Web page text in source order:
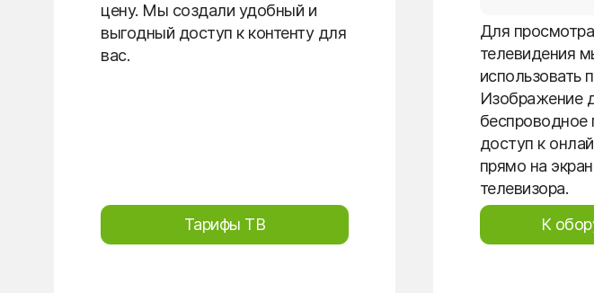
цену. Мы создали удобный и
выгодный доступ к контенту для
вас.
Тарифы ТВ
Для
телевидения
использовать
Изображение
беспроводное
доступ к
прямо на
телевизора.
К